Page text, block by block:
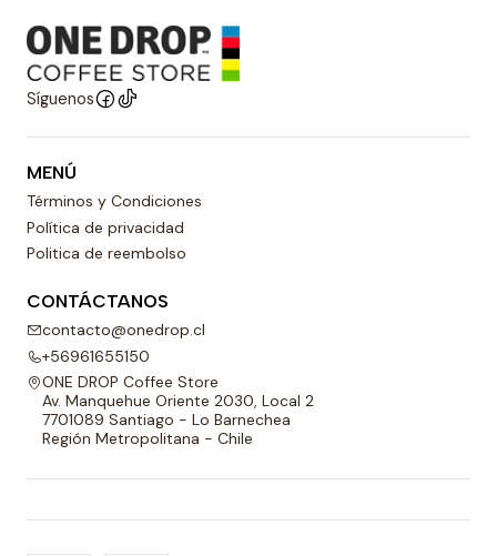
Síguenos
MENÚ
Términos y Condiciones
Política de privacidad
Politica de reembolso
CONTÁCTANOS
contacto@onedrop.cl
+56961655150
ONE DROP Coffee Store
Av. Manquehue Oriente 2030, Local 2
7701089 Santiago - Lo Barnechea
Región Metropolitana - Chile